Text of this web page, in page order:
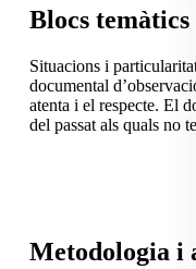
Blocs temàtics
Situacions i
documental
atenta i el respecte. El
del passat als quals no
Metodologia i